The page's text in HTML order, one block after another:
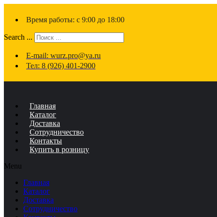
Время работы: с 9:00 до 18:00
Search ...
E-mail: wurz.pro@ya.ru
Тел: 8 (926) 401-2900
Главная
Каталог
Доставка
Сотрудничество
Контакты
Купить в розницу
Menu
Главная
Каталог
Доставка
Сотрудничество